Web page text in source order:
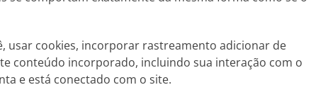
usar cookies, incorporar rastreamento adicionar de
conteúdo incorporado, incluindo sua interação com o
e está conectado com o site.